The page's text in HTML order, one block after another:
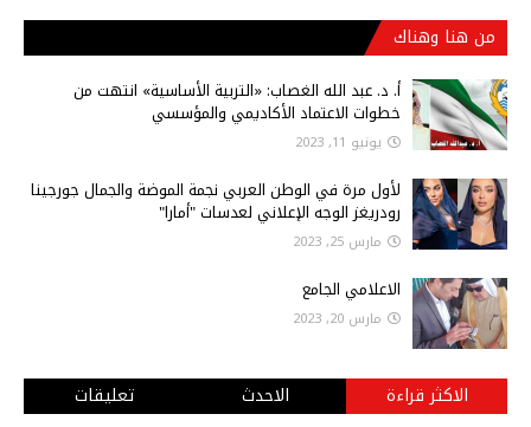
من هنا وهناك
أ‌. د. عبد الله الغصاب: «التربية الأساسية» انتهت من
خطوات الاعتماد الأكاديمي والمؤسسي
يونيو 11, 2023
لأول مرة في الوطن العربي نجمة الموضة والجمال جورجينا
رودريغز الوجه الإعلاني لعدسات "أمارا"
مارس 25, 2023
الاعلامي الجامع
مارس 20, 2023
الاكثر قراءة الاحدث تعليقات